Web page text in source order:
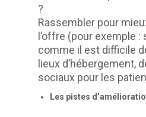
?
Rassembler pour
l’offre (pour exemple
comme il est difficile
lieux d’hébergement,
sociaux pour les
Les pistes